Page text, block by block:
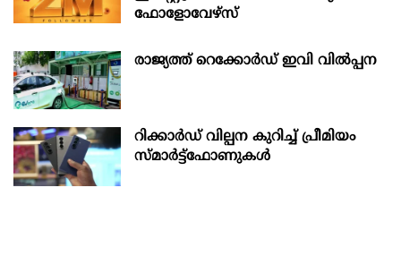
ഫോളോവേഴ്സ്
രാജ്യത്ത് റെക്കോർഡ് ഇവി വിൽപ്പന
റിക്കാർഡ് വില്പന കുറിച്ച് പ്രീമിയം
സ്മാർട്ട്ഫോണുകൾ